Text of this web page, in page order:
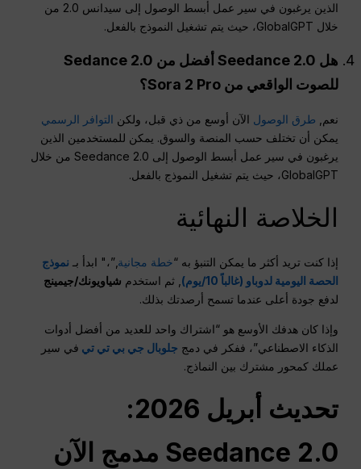
الذين يرغبون في سير عمل أبسط الوصول إلى سيدانس 2.0 من
خلال GlobalGPT، حيث يتم تشغيل النموذج بالفعل.
هل Seedance 2.0 أفضل من Sedance 2.0
للصوت الواقعي من Sora 2 Pro؟
نعم, طرق الوصول الآن أوسع من ذي قبل، ولكن التوافر الرسمي
يمكن أن تختلف حسب المنصة والسوق. يمكن للمستخدمين الذين
يرغبون في سير عمل أبسط الوصول إلى Seedance 2.0 من خلال
GlobalGPT، حيث يتم تشغيل النموذج بالفعل.
الخلاصة النهائية
إذا كنت تريد أكثر ما يمكن التنبؤ به “خطة مجانية ,”،" ابدأ بـ نموذج
الحصة اليومية لدوباو (غالباً 10/يوم)
, ثم استخدم شياويونك/جيمينج
لدفع جودة أعلى عندما تسمح أرصدتك بذلك.
وإذا كان هدفك الأوسع هو “اشتراك واحد للعديد من أفضل أدوات
الذكاء الاصطناعي”، ففكر في دمج جلوبال جي بي تي تي في سير
عملك كمحور مشترك بين النماذج.
تحديث أبريل 2026:
Seedance 2.0 مدمج الآن